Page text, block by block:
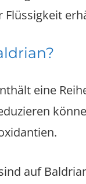
Flüssigkeit
eine
auf